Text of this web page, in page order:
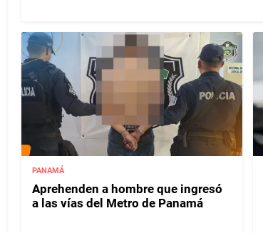
PANAMÁ
Aprehenden a hombre que ingresó
a las vías del Metro de Panamá